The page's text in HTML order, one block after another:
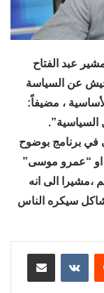
عبد الفتاح
عن السياسة
، مضيفاً:
في برنامج بوضوح
او “عمرو موسى”
،مشيرا الى انه
سيكره الناس
مشاركة عبر البريد